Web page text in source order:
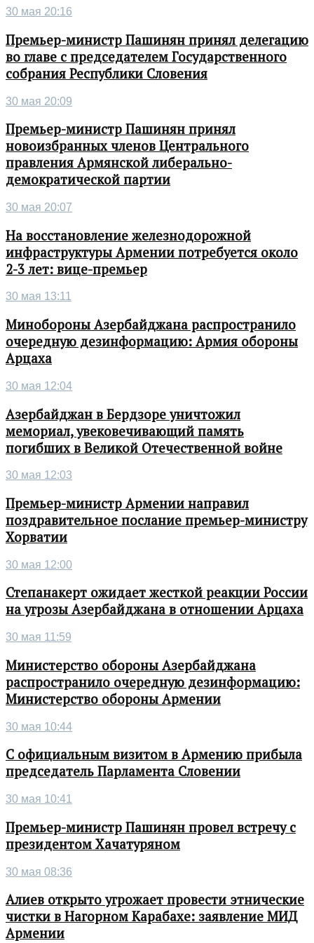
30 мая 20:16
Премьер-министр Пашинян принял делегацию
во главе с председателем Государственного
собрания Республики Словения
30 мая 20:09
Премьер-министр Пашинян принял
новоизбранных членов Центрального
правления Армянской либерально-
демократической партии
30 мая 20:07
На восстановление железнодорожной
инфраструктуры Армении потребуется около
2-3 лет: вице-премьер
30 мая 13:11
Минобороны Азербайджана распространило
очередную дезинформацию: Армия обороны
Арцаха
30 мая 12:04
Азербайджан в Бердзоре уничтожил
мемориал, увековечивающий память
погибших в Великой Отечественной войне
30 мая 12:03
Премьер-министр Армении направил
поздравительное послание премьер-министру
Хорватии
30 мая 12:00
Степанакерт ожидает жесткой реакции России
на угрозы Азербайджана в отношении Арцаха
30 мая 11:59
Министерство обороны Азербайджана
распространило очередную дезинформацию:
Министерство обороны Армении
30 мая 10:44
С официальным визитом в Армению прибыла
председатель Парламента Словении
30 мая 10:41
Премьер-министр Пашинян провел встречу с
президентом Хачатуряном
30 мая 08:36
Алиев открыто угрожает провести этнические
чистки в Нагорном Карабахе: заявление МИД
Армении